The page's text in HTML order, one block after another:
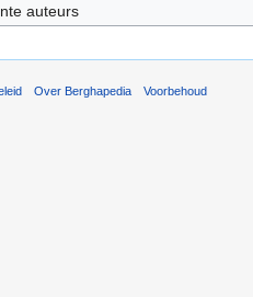
auteurs
Over Berghapedia Voorbehoud